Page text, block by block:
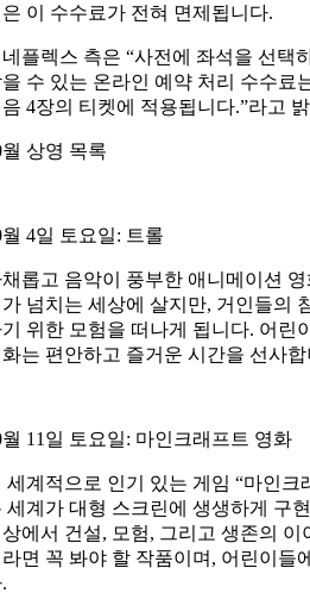
이 수수료가 전혀 면제됩니다.
플렉스 측은 “사전에 좌석을 선택
수 있는 온라인 예약 처리 수수료
4장의 티켓에 적용됩니다.”라고
월 상영 목록
월 4일 토요일: 트롤
롭고 음악이 풍부한 애니메이션
넘치는 세상에 살지만, 거인들의
위한 모험을 떠나게 됩니다. 어린
는 편안하고 즐거운 시간을 선사합
월 11일 토요일: 마인크래프트 영화
세계적으로 인기 있는 게임 “마인크
세계가 대형 스크린에 생생하게 구
에서 건설, 모험, 그리고 생존의
면 꼭 봐야 할 작품이며, 어린이들